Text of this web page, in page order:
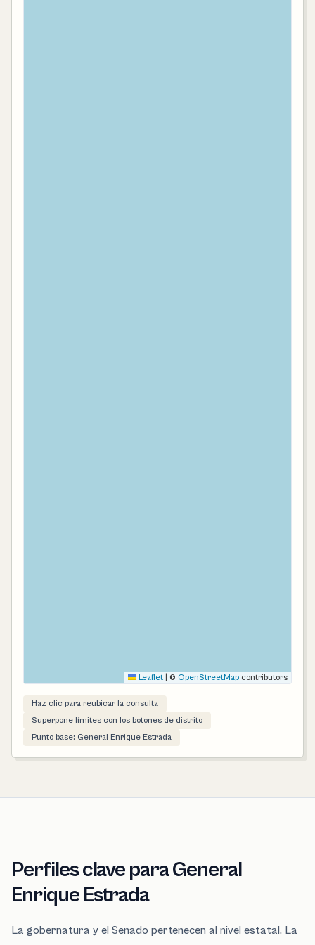
Leaflet © OpenStreetMap contributors
Haz clic para reubicar la consulta
Superpone límites con los botones de distrito
Punto base: General Enrique Estrada
Perfiles clave para General
Enrique Estrada
La gobernatura y el Senado pertenecen al nivel estatal. La